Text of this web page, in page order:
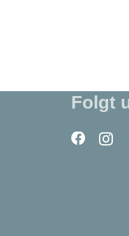
Folgt